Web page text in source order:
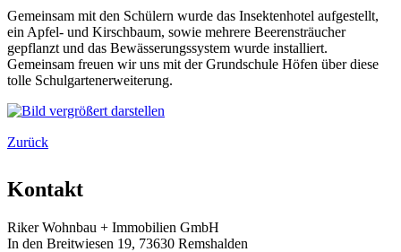
Gemeinsam mit den Schülern wurde das Insektenhotel aufgestellt,
ein Apfel- und Kirschbaum, sowie mehrere Beerensträucher
gepflanzt und das Bewässerungssystem wurde installiert.
Gemeinsam freuen wir uns mit der Grundschule Höfen über diese
tolle Schulgartenerweiterung.
Zurück
Kontakt
Riker Wohnbau + Immobilien GmbH
In den Breitwiesen 19, 73630 Remshalden